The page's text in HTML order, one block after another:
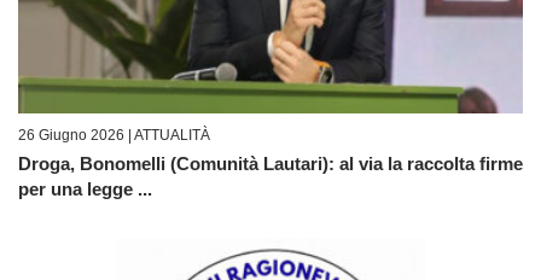
26 Giugno 2026 | ATTUALITÀ
Droga, Bonomelli (Comunità Lautari): al via la raccolta firme
per una legge ...